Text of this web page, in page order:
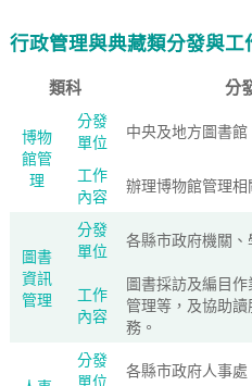
行政管理與典藏類分發與工
類科 分
博物
館管
理
分發
單位
中央及地方圖書館
工作
內容
辦理博物館管理相
圖書
資訊
管理
分發
單位
各縣市政府機關、
工作
內容
圖書採訪及編目
管理等，及協助
務。
分發
單位
各縣市政府人事處